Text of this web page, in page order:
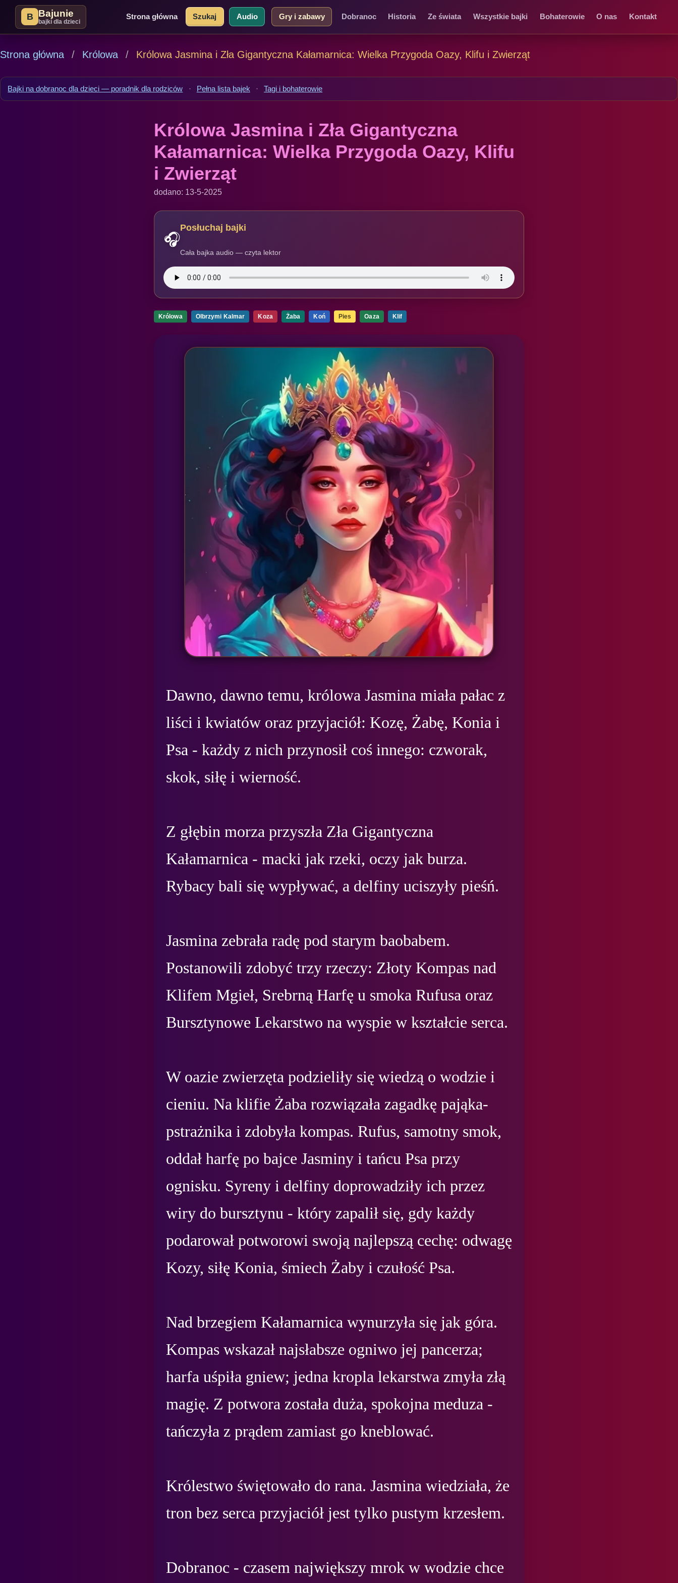
B Bajunie
bajki dla dzieci
Strona główna Szukaj Audio Gry i zabawy Dobranoc Historia Ze świata Wszystkie bajki Bohaterowie O nas Kontakt
Strona główna Królowa Królowa Jasmina i Zła Gigantyczna Kałamarnica: Wielka Przygoda Oazy, Klifu i Zwierząt
Bajki na dobranoc dla dzieci — poradnik dla rodziców · Pełna lista bajek · Tagi i bohaterowie
Królowa Jasmina i Zła Gigantyczna
Kałamarnica: Wielka Przygoda Oazy, Klifu
i Zwierząt
dodano: 13-5-2025
🎧
Posłuchaj bajki
Cała bajka audio — czyta lektor
Królowa Olbrzymi Kalmar Koza Żaba Koń Pies Oaza Klif
Dawno, dawno temu, królowa Jasmina miała pałac z
liści i kwiatów oraz przyjaciół: Kozę, Żabę, Konia i
Psa - każdy z nich przynosił coś innego: czworak,
skok, siłę i wierność.
Z głębin morza przyszła Zła Gigantyczna
Kałamarnica - macki jak rzeki, oczy jak burza.
Rybacy bali się wypływać, a delfiny uciszyły pieśń.
Jasmina zebrała radę pod starym baobabem.
Postanowili zdobyć trzy rzeczy: Złoty Kompas nad
Klifem Mgieł, Srebrną Harfę u smoka Rufusa oraz
Bursztynowe Lekarstwo na wyspie w kształcie serca.
W oazie zwierzęta podzieliły się wiedzą o wodzie i
cieniu. Na klifie Żaba rozwiązała zagadkę pająka-
pstrażnika i zdobyła kompas. Rufus, samotny smok,
oddał harfę po bajce Jasminy i tańcu Psa przy
ognisku. Syreny i delfiny doprowadziły ich przez
wiry do bursztynu - który zapalił się, gdy każdy
podarował potworowi swoją najlepszą cechę: odwagę
Kozy, siłę Konia, śmiech Żaby i czułość Psa.
Nad brzegiem Kałamarnica wynurzyła się jak góra.
Kompas wskazał najsłabsze ogniwo jej pancerza;
harfa uśpiła gniew; jedna kropla lekarstwa zmyła złą
magię. Z potwora została duża, spokojna meduza -
tańczyła z prądem zamiast go kneblować.
Królestwo świętowało do rana. Jasmina wiedziała, że
tron bez serca przyjaciół jest tylko pustym krzesłem.
Dobranoc - czasem największy mrok w wodzie chce